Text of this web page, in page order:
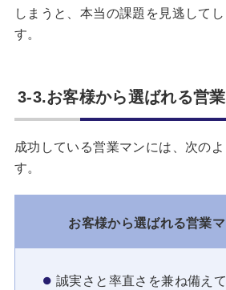
しまうと、本当の課題を見逃して
す。
3-3.お客様から選ばれる営
成功している営業マンには、次の
す。
お客様から選ばれる営業
誠実さと率直さを兼ね備え